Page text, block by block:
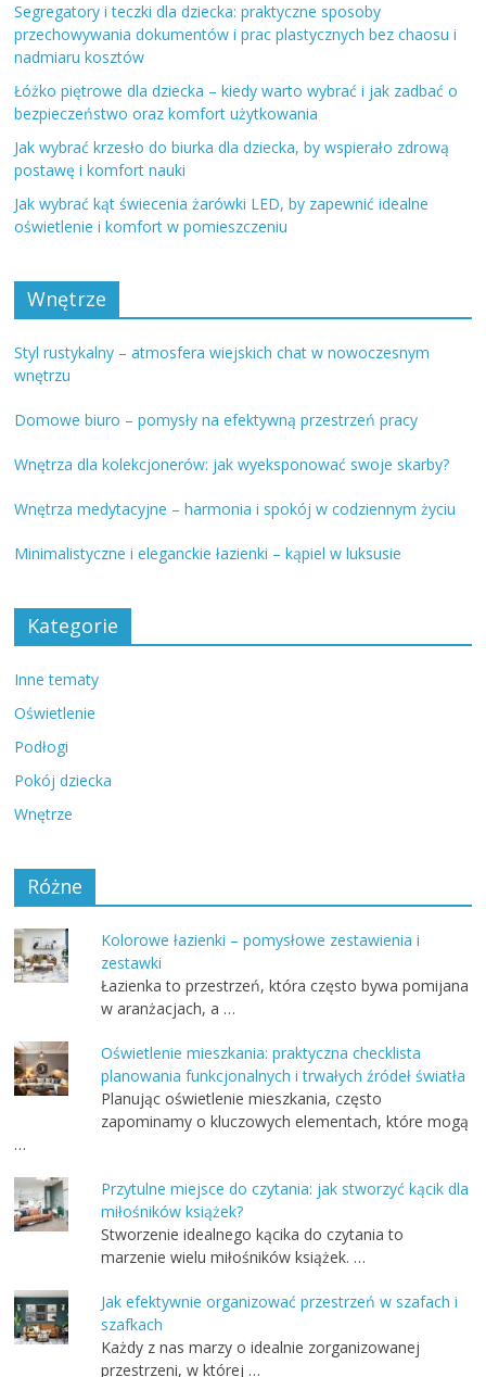
Segregatory i teczki dla dziecka: praktyczne sposoby
przechowywania dokumentów i prac plastycznych bez chaosu i
nadmiaru kosztów
Łóżko piętrowe dla dziecka – kiedy warto wybrać i jak zadbać o
bezpieczeństwo oraz komfort użytkowania
Jak wybrać krzesło do biurka dla dziecka, by wspierało zdrową
postawę i komfort nauki
Jak wybrać kąt świecenia żarówki LED, by zapewnić idealne
oświetlenie i komfort w pomieszczeniu
Wnętrze
Styl rustykalny – atmosfera wiejskich chat w nowoczesnym
wnętrzu
Domowe biuro – pomysły na efektywną przestrzeń pracy
Wnętrza dla kolekcjonerów: jak wyeksponować swoje skarby?
Wnętrza medytacyjne – harmonia i spokój w codziennym życiu
Minimalistyczne i eleganckie łazienki – kąpiel w luksusie
Kategorie
Inne tematy
Oświetlenie
Podłogi
Pokój dziecka
Wnętrze
Różne
Kolorowe łazienki – pomysłowe zestawienia i
zestawki
Łazienka to przestrzeń, która często bywa pomijana
w aranżacjach, a …
Oświetlenie mieszkania: praktyczna checklista
planowania funkcjonalnych i trwałych źródeł światła
Planując oświetlenie mieszkania, często
zapominamy o kluczowych elementach, które mogą
…
Przytulne miejsce do czytania: jak stworzyć kącik dla
miłośników książek?
Stworzenie idealnego kącika do czytania to
marzenie wielu miłośników książek. …
Jak efektywnie organizować przestrzeń w szafach i
szafkach
Każdy z nas marzy o idealnie zorganizowanej
przestrzeni, w której …